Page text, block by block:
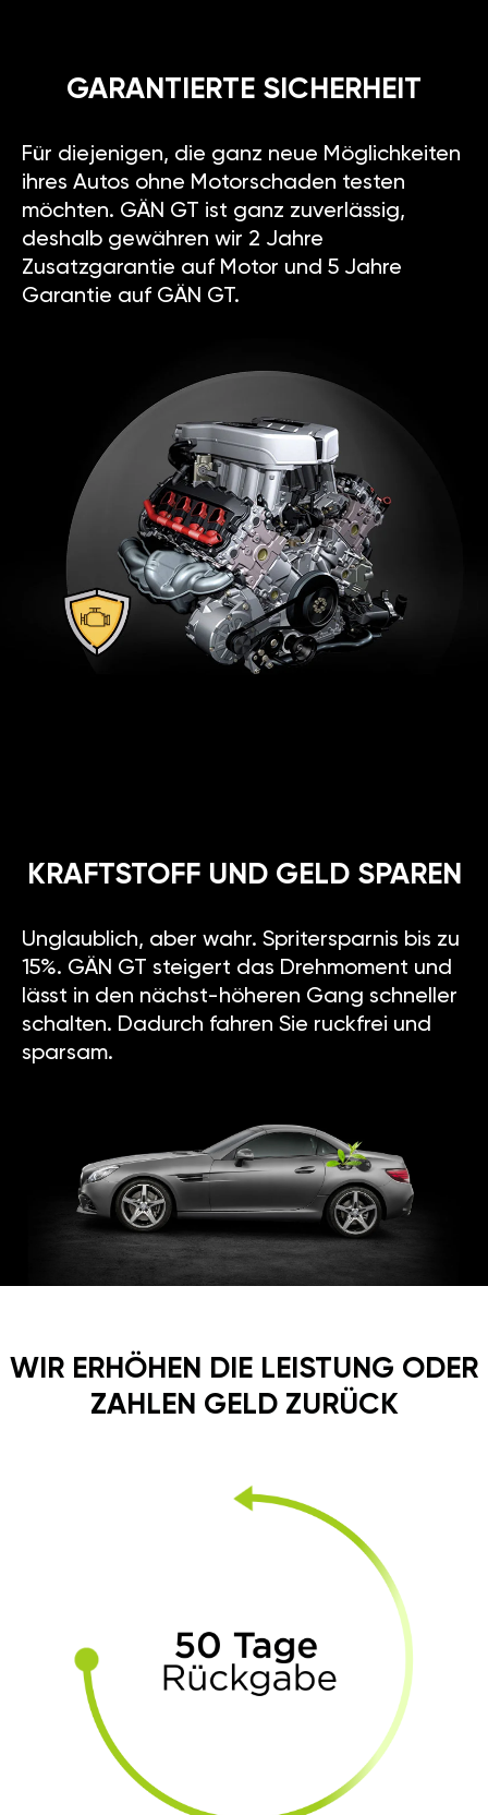
GARANTIERTE SICHERHEIT
Für diejenigen, die ganz neue Möglichkeiten
ihres Autos ohne Motorschaden testen
möchten. GÄN GT ist ganz zuverlässig,
deshalb gewähren wir 2 Jahre
Zusatzgarantie auf Motor und 5 Jahre
Garantie auf GÄN GT.
KRAFTSTOFF UND GELD SPAREN
Unglaublich, aber wahr. Spritersparnis bis zu
15%. GÄN GT steigert das Drehmoment und
lässt in den nächst-höheren Gang schneller
schalten. Dadurch fahren Sie ruckfrei und
sparsam.
WIR ERHÖHEN DIE LEISTUNG ODER
ZAHLEN GELD ZURÜCK